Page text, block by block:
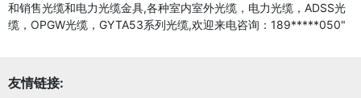
和销售光缆和电力光缆金具,各种室内室外光缆，电力光缆，ADSS光
缆，OPGW光缆，GYTA53系列光缆,欢迎来电咨询：189*****050"
友情链接: